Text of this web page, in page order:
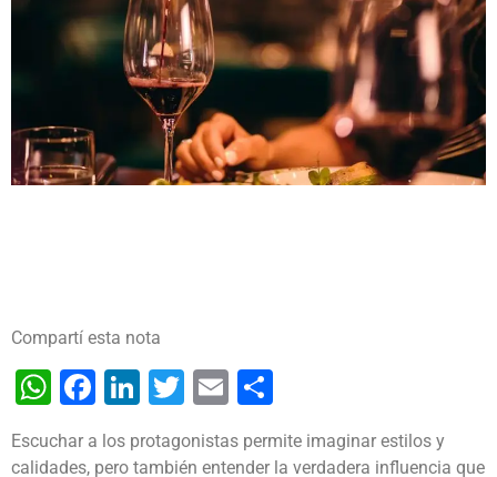
Compartí esta nota
WhatsApp
Facebook
LinkedIn
Twitter
Email
Escuchar a los protagonistas permite imaginar estilos y
calidades, pero también entender la verdadera influencia que